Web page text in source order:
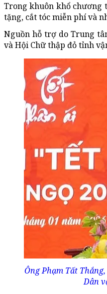
Trong khuôn khổ chương
tặng, cắt tóc miễn phí và
Nguồn hỗ trợ do Trung
và Hội Chữ thập đỏ tỉnh
Ông Phạm Tất
Dân